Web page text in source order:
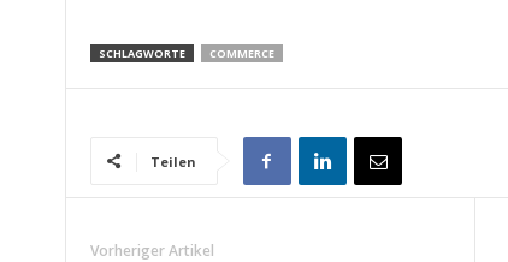
SCHLAGWORTE COMMERCE
Teilen
Vorheriger Artikel